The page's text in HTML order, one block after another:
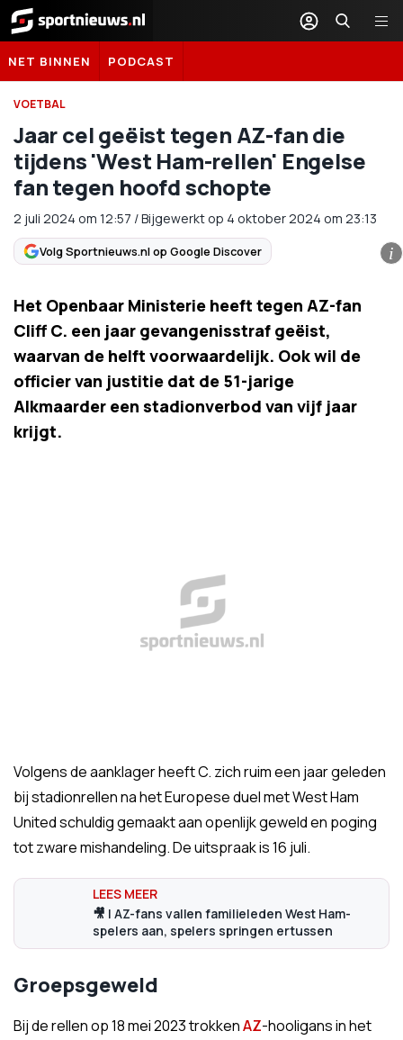
Sportnieuws.nl
NET BINNEN PODCAST
VOETBAL
Jaar cel geëist tegen AZ-fan die
tijdens 'West Ham-rellen' Engelse
fan tegen hoofd schopte
2 juli 2024 om 12:57 /Bijgewerkt op 4 oktober 2024 om 23:13
Volg Sportnieuws.nl op Google Discover i
Het Openbaar Ministerie heeft tegen AZ-fan
Cliff C. een jaar gevangenisstraf geëist,
waarvan de helft voorwaardelijk. Ook wil de
officier van justitie dat de 51-jarige
Alkmaarder een stadionverbod van vijf jaar
krijgt.
Volgens de aanklager heeft C. zich ruim een jaar geleden
bij stadionrellen na het Europese duel met West Ham
United schuldig gemaakt aan openlijk geweld en poging
tot zware mishandeling. De uitspraak is 16 juli.
🎥 | AZ-fans vallen familieleden West Ham-
spelers aan, spelers springen ertussen
Groepsgeweld
Bij de rellen op 18 mei 2023 trokkenAZ-hooligans in het